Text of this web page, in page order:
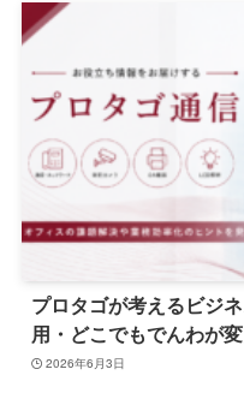
プロタゴが考えるビジ
用・どこでもでんわが
2026年6月3日